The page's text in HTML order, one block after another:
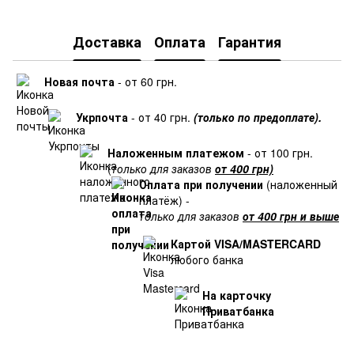
Доставка Оплата Гарантия
Новая почта - от 60 грн.
Укрпочта - от 40 грн. (только по предоплате).
Наложенным платежом - от 100 грн.
(только для заказов от 400 грн)
Оплата при получении (наложенный
платёж) -
только для заказов от 400 грн и выше
Картой VISA/MASTERCARD
любого банка
На карточку
Приватбанка